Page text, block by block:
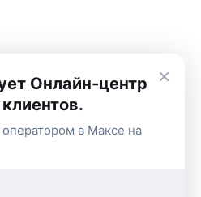
×
Онлайн-центр
в Максе на